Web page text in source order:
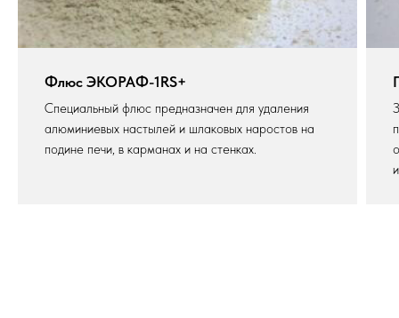
Флюс ЭКОРАФ-1RS+
Специальный флюс предназначен для удаления
алюминиевых настылей и шлаковых наростов на
подине печи, в карманах и на стенках.